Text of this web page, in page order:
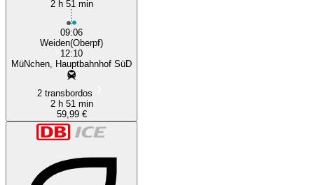
2 h 51 min
09:06
Weiden(Oberpf)
12:10
MüNchen, Hauptbahnhof SüD
2 transbordos
2 h 51 min
59,99 €